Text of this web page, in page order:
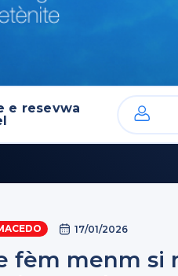
e resevwa
17/01/2026
fèm menm si